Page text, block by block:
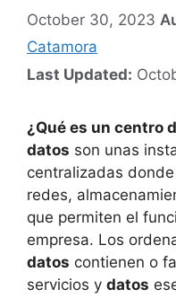
October 30, 2023
Catamora
Last Updated:
¿Qué es un centro
datos son unas
centralizadas
redes,
que permiten el
empresa. Los
datos contienen o
servicios y datos